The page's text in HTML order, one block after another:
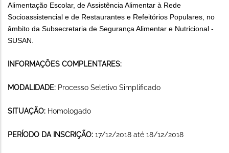
Alimentação Escolar, de Assistência Alimentar à Rede
Socioassistencial e de Restaurantes e Refeitórios Populares, no
âmbito da Subsecretaria de Segurança Alimentar e Nutricional -
SUSAN.
INFORMAÇÕES COMPLENTARES:
MODALIDADE: Processo Seletivo Simplificado
SITUAÇÃO: Homologado
PERÍODO DA INSCRIÇÃO: 17/12/2018 até 18/12/2018